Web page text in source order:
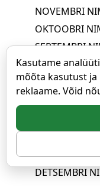
NOVEMBRI
OKTOOBRI
SEPTEMBRI
JUUNI
APRILLI
MÄRTSI
JAANUARI
DETSEMBRI
Kasutame
mõõta kasutust ja
reklaame. Võid